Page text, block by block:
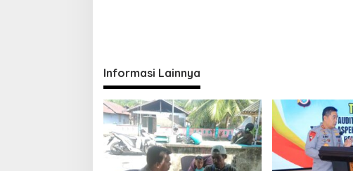
Informasi Lainnya